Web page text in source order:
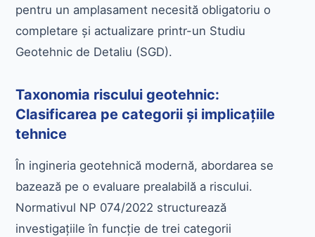
pentru un amplasament necesită obligatoriu o
completare și actualizare printr-un Studiu
Geotehnic de Detaliu (SGD).
Taxonomia riscului geotehnic:
Clasificarea pe categorii și implicațiile
tehnice
În ingineria geotehnică modernă, abordarea se
bazează pe o evaluare prealabilă a riscului.
Normativul NP 074/2022 structurează
investigațiile în funcție de trei categorii